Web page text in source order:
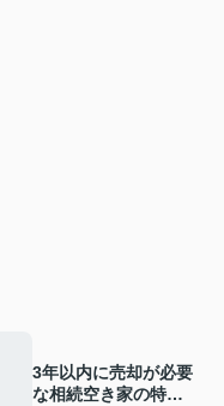
3年以内に売却が必要
な相続空き家の特例